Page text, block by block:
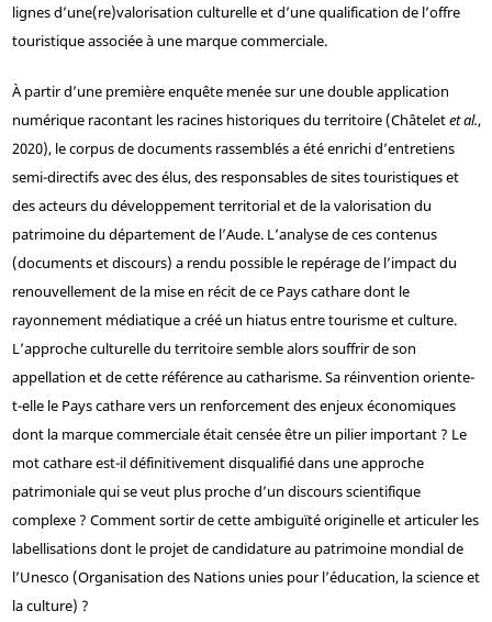
lignes d’une(re)valorisation culturelle et d’une qualification de l’offre
touristique associée à une marque commerciale.
À partir d’une première enquête menée sur une double application
numérique racontant les racines historiques du territoire (Châteletet al.,
2020), le corpus de documents rassemblés a été enrichi d’entretiens
semi-directifs avec des élus, des responsables de sites touristiques et
des acteurs du développement territorial et de la valorisation du
patrimoine du département de l’Aude. L’analyse de ces contenus
(documents et discours) a rendu possible le repérage de l’impact du
renouvellement de la mise en récit de ce Pays cathare dont le
rayonnement médiatique a créé un hiatus entre tourisme et culture.
L’approche culturelle du territoire semble alors souffrir de son
appellation et de cette référence au catharisme. Sa réinvention oriente-
t-elle le Pays cathare vers un renforcement des enjeux économiques
dont la marque commerciale était censée être un pilier important ? Le
mot cathare est-il définitivement disqualifié dans une approche
patrimoniale qui se veut plus proche d’un discours scientifique
complexe ? Comment sortir de cette ambiguïté originelle et articuler les
labellisations dont le projet de candidature au patrimoine mondial de
l’Unesco (Organisation des Nations unies pour l’éducation, la science et
la culture) ?